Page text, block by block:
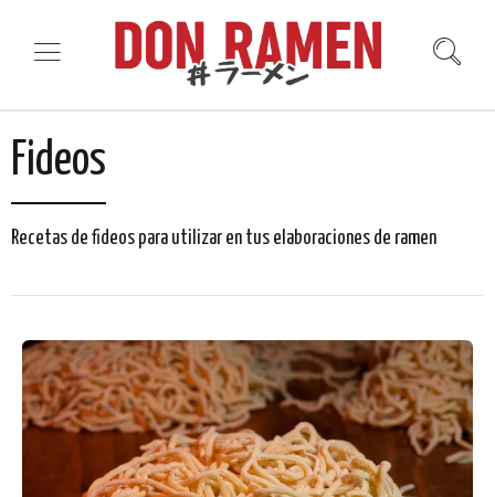
Fideos
Recetas de fideos para utilizar en tus elaboraciones de ramen